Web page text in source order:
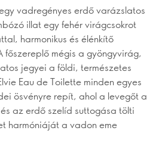
vadregényes erdő varázslatos
illat egy fehér virágcsokrot
harmonikus és élénkítő
főszereplő mégis a gyöngyvirág,
jegyei a földi, természetes
Eau de Toilette minden egyes
ösvényre repít, ahol a levegőt a
az erdő szelíd suttogása tölti
harmóniáját a vadon eme